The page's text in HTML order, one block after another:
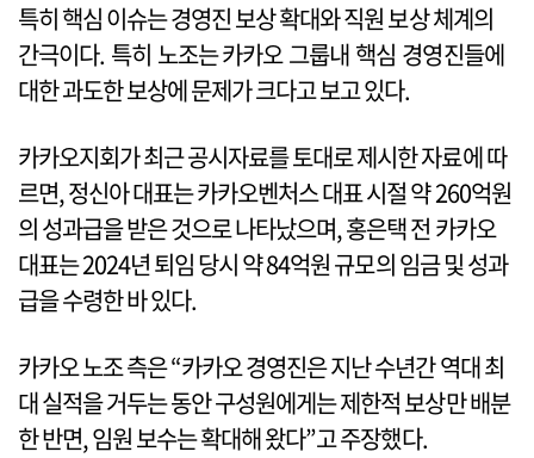
특히 핵심 이슈는 경영진 보상 확대와 직원 보상 체계의
간극이다. 특히 노조는 카카오 그룹내 핵심 경영진들에
대한 과도한 보상에 문제가 크다고 보고 있다.
카카오지회가 최근 공시자료를 토대로 제시한 자료에 따
르면, 정신아 대표는 카카오벤처스 대표 시절 약 260억원
의 성과급을 받은 것으로 나타났으며, 홍은택 전 카카오
대표는 2024년 퇴임 당시 약 84억원 규모의 임금 및 성과
급을 수령한 바 있다.
카카오 노조 측은 “카카오 경영진은 지난 수년간 역대 최
대 실적을 거두는 동안 구성원에게는 제한적 보상만 배분
한 반면, 임원 보수는 확대해 왔다”고 주장했다.